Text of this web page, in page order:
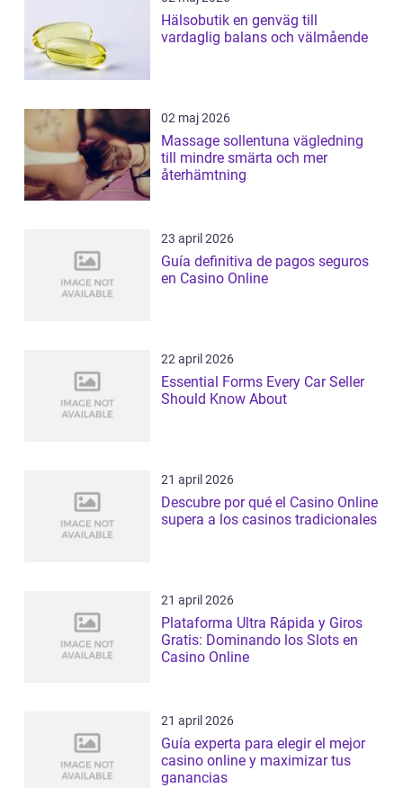
Hälsobutik en genväg till
vardaglig balans och välmående
02 maj 2026
Massage sollentuna vägledning
till mindre smärta och mer
återhämtning
23 april 2026
Guía definitiva de pagos seguros
en Casino Online
22 april 2026
Essential Forms Every Car Seller
Should Know About
21 april 2026
Descubre por qué el Casino Online
supera a los casinos tradicionales
21 april 2026
Plataforma Ultra Rápida y Giros
Gratis: Dominando los Slots en
Casino Online
21 april 2026
Guía experta para elegir el mejor
casino online y maximizar tus
ganancias